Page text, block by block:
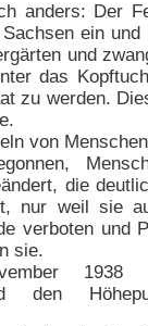
anders: Der
ein
und
das
zu werden.
von
die
nur weil sie
verboten und
sie.
1938
den